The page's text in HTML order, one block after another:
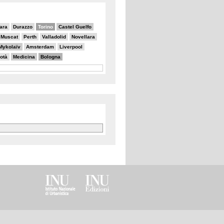
Durazzo Torino Castel Guelfo
Muscat Perth Valladolid Novellara
Amsterdam Liverpool
Medicina Bologna